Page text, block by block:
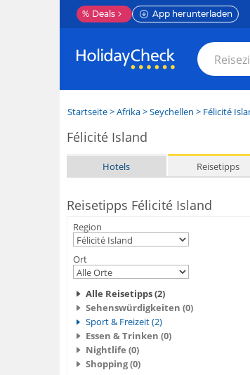
% Deals App herunterladen
Startseite>Afrika>Seychellen > Félicité
Félicité Island
Hotels Reisetipps
Reisetipps Félicité Island
Region
Ort
Alle Reisetipps (2)
Sehenswürdigkeiten (0)
Sport & Freizeit (2)
Essen & Trinken (0)
Nightlife (0)
Shopping (0)